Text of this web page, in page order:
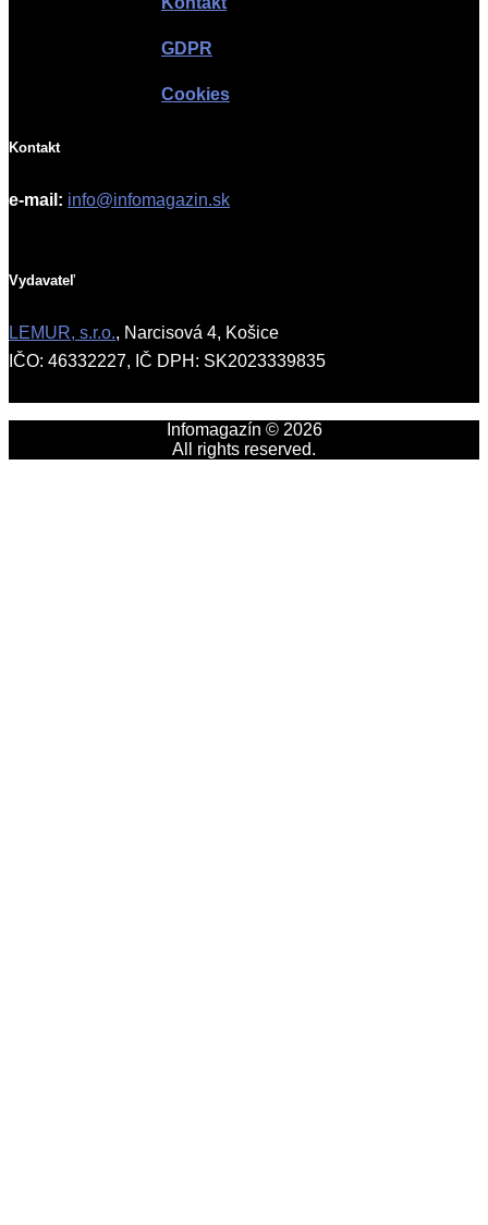
GDPR
Cookies
Kontakt
e-mail: info@infomagazin.sk
Vydavateľ
LEMUR, s.r.o., Narcisová 4, Košice
IČO: 46332227, IČ DPH: SK2023339835
Infomagazín © 2026
All rights reserved.